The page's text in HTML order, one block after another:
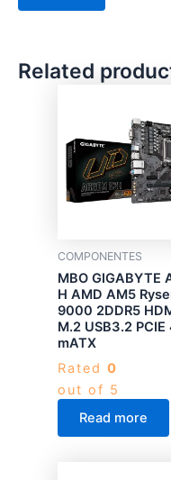
Related
COMPONENTES
MBO GIGABYTE
H AMD AM5
9000 2DDR5
M.2 USB3.2 PCIE
mATX
Rated 0
out of 5
Read more